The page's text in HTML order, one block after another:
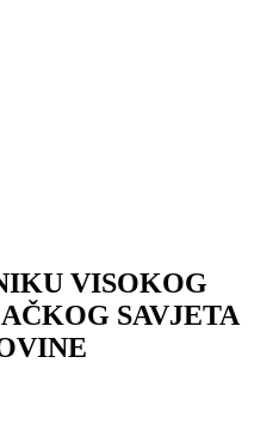
VISOKOG
SAVJETA